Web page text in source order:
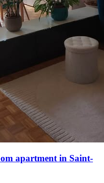
apartment in Saint-